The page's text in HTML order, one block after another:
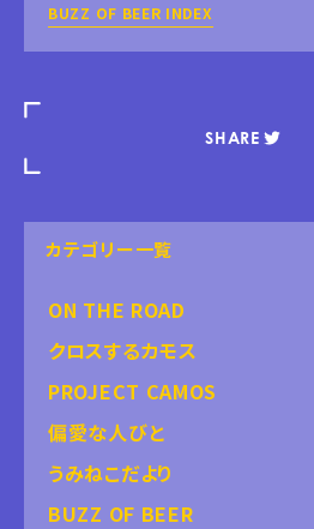
BUZZ OF BEER INDEX
SHARE
カテゴリー一覧
ON THE ROAD
クロスするカモス
PROJECT CAMOS
偏愛な人びと
うみねこだより
BUZZ OF BEER